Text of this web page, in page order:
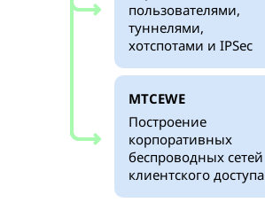
пользователями,
туннелями,
хотспотами и IPSec
MTCEWE
Построение
корпоративных
беспроводных сетей
клиентского доступа